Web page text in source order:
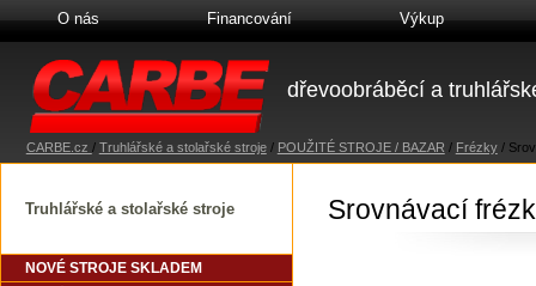
O nás Financování Výkup
dřevoobráběcí a
CARBE.cz / Truhlářské a stolařské stroje / POUŽITÉ STROJE / BAZAR / Frézky /
Truhlářské a stolařské stroje
NOVÉ STROJE SKLADEM
Srovnávací